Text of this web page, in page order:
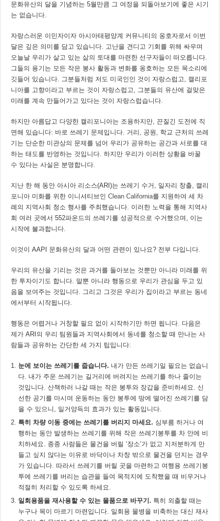
문화유산의 달을 기념하는 5월만큼 그 여정을 되돌아보기에 좋은 시기
는 없습니다.
자랑스러운 이민자이자 아시아태평양계 커뮤니티의 옹호자로서 이번
달은 깊은 의미를 담고 있습니다. 고난을 견디고 기회를 위해 싸우며
오늘날 우리가 살고 있는 삶의 토대를 마련한 선구자들이 떠오릅니다.
그들의 용기는 모든 작은 봉사 활동과 변화를 옹호하는 모든 목소리에
깃들어 있습니다. 그분들처럼 저도 미국인인 것이 자랑스럽고, 캘리포
니아를 고향이라고 부르는 것이 자랑스럽고, 그분들의 유산에 걸맞은
미래를 계속 만들어가고 있다는 것이 자랑스럽습니다.
하지만 아름답고 다양한 캘리포니아는 조용하지만, 끈질긴 도전에 직
면해 있습니다: 바로 쓰레기 문제입니다. 거리, 공원, 학교 근처의 쓰레
기는 단순한 미관상의 문제를 넘어 우리가 공유하는 공간과 서로를 대
하는 태도를 반영하는 것입니다. 하지만 우리가 이러한 상황을 바꿀
수 있다는 사실은 분명합니다.
지난 한 해 동안 아시아 리소스(ARI)는 쓰레기 수거, 일자리 창출, 캘리
포니아 미화를 위한 이니셔티브인Clean California를 지원하여 세 차
례의 지역사회 청소 행사를 주최했습니다. 이러한 노력을 통해 지역사
회 여러 곳에서 552파운드의 쓰레기를 성공적으로 수거했으며, 이는
시작에 불과합니다.
이것이 AAPI 문화유산의 달과 어떤 관련이 있나요? 전부 다입니다.
우리의 유산을 기리는 것은 과거를 돌아보는 것뿐만 아니라 미래를 위
한 투자이기도 합니다. 말뿐 아니라 행동으로 우리가 관심을 두고 있
음을 보여주는 것입니다. 그리고 그것은 우리가 집이라고 부르는 동네
에서부터 시작됩니다.
행동은 어렵거나 거창할 필요 없이 시작하기만 하면 됩니다. 다음은
제가 ARI의 우리 팀원들과 지역사회에서 동네를 청소할 때 만나는 사
람들과 공유하는 간단한 세 가지 팁입니다:
눈에 보이는 쓰레기를 줍습니다. 내가 만든 쓰레기일 필요는 없습니
다. 내가 주운 쓰레기는 길거리에 버려지는 쓰레기를 하나 줄이는
것입니다. 산책하러 나갈 때는 작은 봉투와 장갑을 준비하세요. 신
선한 공기를 마시며 운동하는 동안 봉투에 땅에 떨어진 쓰레기를 담
을 수 있으니, 일거양득의 효과가 있는 활동입니다.
특히 차량 이동 중에는 쓰레기를 버리지 마세요. 심부름 하거나 여
행하는 동안 발생하는 쓰레기를 위해 작은 쓰레기봉투를 차 안에 비
치하세요. 종종 사람들은 물건을 버릴 ‘장소’가 없고 지저분하게 만
들고 싶지 않다는 이유로 바닥이나 차창 밖으로 물건을 던지는 경우
가 있습니다. 따라서 쓰레기를 버릴 곳을 마련하고 여행용 쓰레기봉
투에 쓰레기를 버리는 습관을 들여 목적지에 도착했을 때 비우거나
적절히 처리할 수 있도록 하세요.
일회용품을 재사용할 수 있는 물품으로 바꾸기. 특히 외출할 때는
누구나 목이 마르기 마련입니다. 일회용 물병을 비축하는 대신 재사